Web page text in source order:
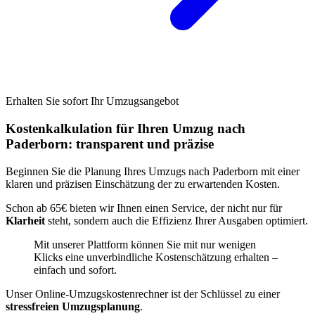
Erhalten Sie sofort Ihr Umzugsangebot
Kostenkalkulation für Ihren Umzug nach
Paderborn: transparent und präzise
Beginnen Sie die Planung Ihres Umzugs nach Paderborn mit einer
klaren und präzisen Einschätzung der zu erwartenden Kosten.
Schon ab 65€ bieten wir Ihnen einen Service, der nicht nur für
Klarheit steht, sondern auch die Effizienz Ihrer Ausgaben optimiert.
Mit unserer Plattform können Sie mit nur wenigen
Klicks eine unverbindliche Kostenschätzung erhalten –
einfach und sofort.
Unser Online-Umzugskostenrechner ist der Schlüssel zu einer
stressfreien Umzugsplanung.